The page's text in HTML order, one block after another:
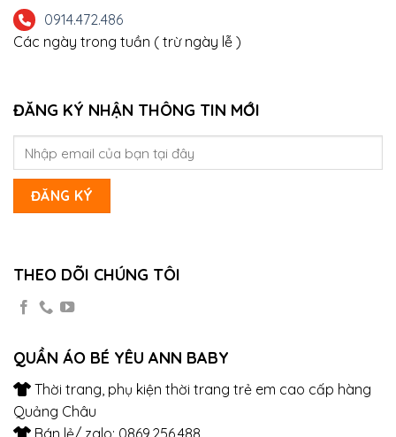
0914.472.486
Các ngày trong tuần ( trừ ngày lễ )
ĐĂNG KÝ NHẬN THÔNG TIN MỚI
THEO DÕI CHÚNG TÔI
QUẦN ÁO BÉ YÊU ANN BABY
Thời trang, phụ kiện thời trang trẻ em cao cấp hàng
Quảng Châu
Bán lẻ/ zalo: 0869.256.488